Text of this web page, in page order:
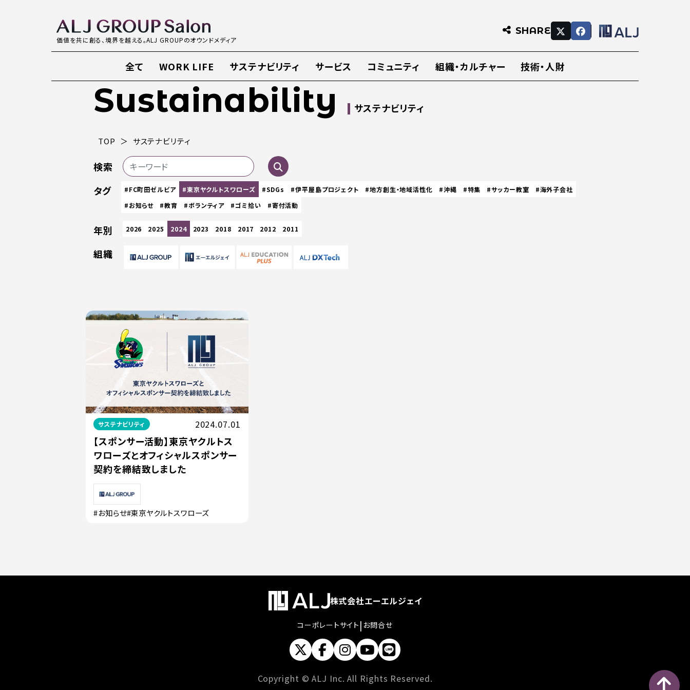
価値を共に創る、境界を越える。ALJ GROUPのオウンドメディア
SHARE
全て WORK LIFE サステナビリティ サービス コミュニティ 組織・カルチャー 技術・人財
Sustainability サステナビリティ
TOP サステナビリティ
検索
タグ
#FC町田ゼルビア #東京ヤクルトスワローズ #SDGs #伊平屋島プロジェクト #地方創生・地域活性化 #沖縄 #特集 #サッカー教室
#海外子会社
#お知らせ
#教育 #ボランティア #ゴミ拾い #寄付活動
年別 2026 2025 2024 2023 2018 2017 2012 2011
組織
サステナビリティ 2024.07.01
【スポンサー活動】東京ヤクルトス
ワローズとオフィシャルスポンサー
契約を締結致しました
#お知らせ#東京ヤクルトスワローズ
株式会社エーエルジェイ
コーポレートサイト | お問合せ
Copyright © ALJ Inc. All Rights Reserved.